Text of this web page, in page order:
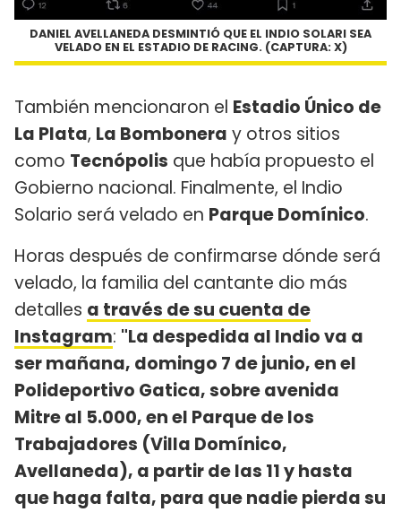
DANIEL AVELLANEDA DESMINTIÓ QUE EL INDIO SOLARI SEA
VELADO EN EL ESTADIO DE RACING. (CAPTURA: X)
También mencionaron el Estadio Único de
La Plata, La Bombonera y otros sitios
como Tecnópolis que había propuesto el
Gobierno nacional. Finalmente, el Indio
Solario será velado en Parque Domínico.
Horas después de confirmarse dónde será
velado, la familia del cantante dio más
detalles a través de su cuenta de
Instagram: "La despedida al Indio va a
ser mañana, domingo 7 de junio, en el
Polideportivo Gatica, sobre avenida
Mitre al 5.000, en el Parque de los
Trabajadores (Villa Domínico,
Avellaneda), a partir de las 11 y hasta
que haga falta, para que nadie pierda su